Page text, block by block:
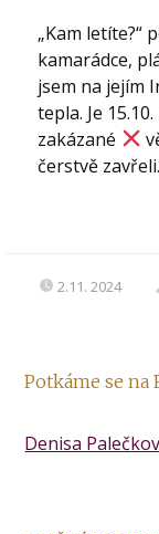
„Kam letíte?“
kamarádce,
jsem na jejím
tepla. Je
zakázané
čerstvě
2.11. 2024
Potkáme se na
Denisa